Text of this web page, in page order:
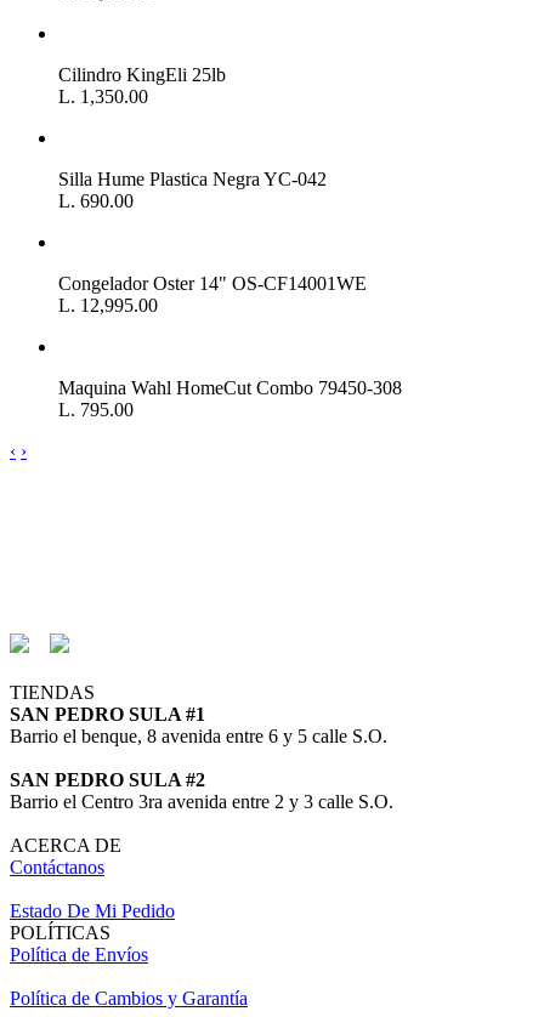
Cilindro KingEli 25lb
L. 1,350.00
Silla Hume Plastica Negra YC-042
L. 690.00
Congelador Oster 14" OS-CF14001WE
L. 12,995.00
Maquina Wahl HomeCut Combo 79450-308
L. 795.00
‹ ›
TIENDAS
SAN PEDRO SULA #1
Barrio el benque, 8 avenida entre 6 y 5 calle S.O.
SAN PEDRO SULA #2
Barrio el Centro 3ra avenida entre 2 y 3 calle S.O.
ACERCA DE
Contáctanos
Estado De Mi Pedido
POLÍTICAS
Política de Envíos
Política de Cambios y Garantía